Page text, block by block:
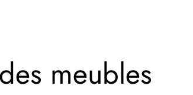
meubles